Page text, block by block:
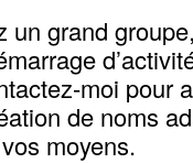
un grand
moi pour
de noms
moyens.